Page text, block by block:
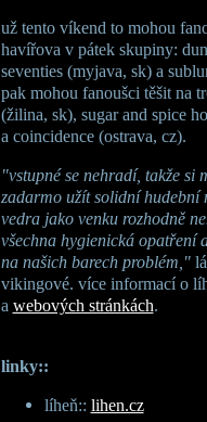
už tento víkend to mohou
havířova v pátek skupiny:
seventies (myjava, sk) a
pak mohou fanoušci těšit na
(žilina, sk), sugar and spice
a coincidence (ostrava, cz).
"vstupné se nehradí, takže si
zadarmo užít solidní hudební
vedra jako venku rozhodně
všechna hygienická opatření
na našich barech problém,"
vikingové. více informací o
a webových stránkách.
linky::
líheň:: lihen.cz